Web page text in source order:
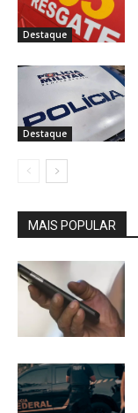
Destaque
Destaque
MAIS POPULAR